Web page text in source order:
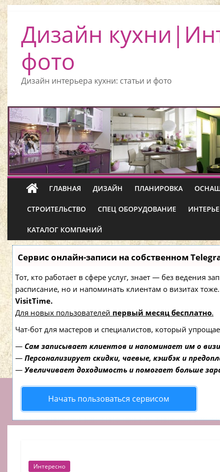
Дизайн
фото
Дизайн интерьера кухни: статьи и фото
ГЛАВНАЯ ДИЗАЙН ПЛАНИРОВКА
СТРОИТЕЛЬСТВО СПЕЦ ОБОРУДОВАНИЕ
КАТАЛОГ КОМПАНИЙ
Сервис онлайн-записи на собственном
Тот, кто работает в сфере услуг, знает — без ведения
расписание, но и напоминать клиентам о визитах
VisitTime.
Для новых пользователей первый месяц бесплатно.
Чат-бот для мастеров и специалистов, который
— Сам записывает клиентов и напоминает им о
— Персонализирует скидки, чаевые, кэшбэк и
— Увеличивает доходимость и помогает больше
Начать пользоваться сервисом
Интересно